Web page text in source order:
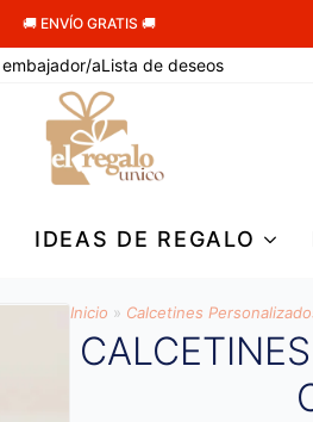
🚚 ENVÍO GRATIS 🚚
aLista de deseos
IDEAS DE REGALO
Inicio » Calcetines